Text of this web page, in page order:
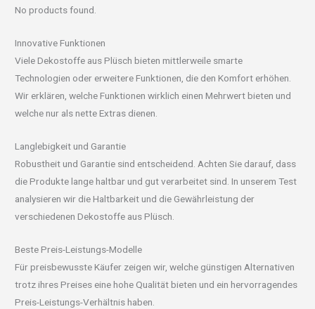
No products found.
Innovative Funktionen
Viele Dekostoffe aus Plüsch bieten mittlerweile smarte
Technologien oder erweitere Funktionen, die den Komfort erhöhen.
Wir erklären, welche Funktionen wirklich einen Mehrwert bieten und
welche nur als nette Extras dienen.
Langlebigkeit und Garantie
Robustheit und Garantie sind entscheidend. Achten Sie darauf, dass
die Produkte lange haltbar und gut verarbeitet sind. In unserem Test
analysieren wir die Haltbarkeit und die Gewährleistung der
verschiedenen Dekostoffe aus Plüsch.
Beste Preis-Leistungs-Modelle
Für preisbewusste Käufer zeigen wir, welche günstigen Alternativen
trotz ihres Preises eine hohe Qualität bieten und ein hervorragendes
Preis-Leistungs-Verhältnis haben.